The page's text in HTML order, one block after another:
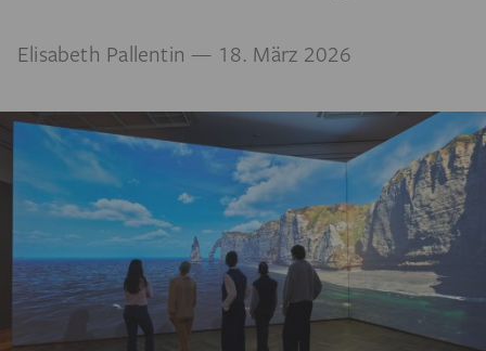
Elisabeth Pallentin — 18. März 2026